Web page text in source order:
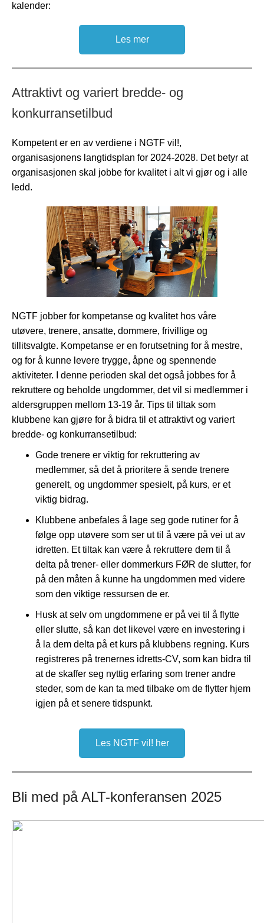
kalender:
Les mer
Attraktivt og variert bredde- og
konkurransetilbud
Kompetent er en av verdiene i NGTF vil!,
organisasjonens langtidsplan for 2024-2028. Det betyr at
organisasjonen skal jobbe for kvalitet i alt vi gjør og i alle
ledd.
NGTF jobber for kompetanse og kvalitet hos våre
utøvere, trenere, ansatte, dommere, frivillige og
tillitsvalgte. Kompetanse er en forutsetning for å mestre,
og for å kunne levere trygge, åpne og spennende
aktiviteter. I denne perioden skal det også jobbes for å
rekruttere og beholde ungdommer, det vil si medlemmer i
aldersgruppen mellom 13-19 år. Tips til tiltak som
klubbene kan gjøre for å bidra til et attraktivt og variert
bredde- og konkurransetilbud:
Gode trenere er viktig for rekruttering av
medlemmer, så det å prioritere å sende trenere
generelt, og ungdommer spesielt, på kurs, er et
viktig bidrag.
Klubbene anbefales å lage seg gode rutiner for å
følge opp utøvere som ser ut til å være på vei ut av
idretten. Et tiltak kan være å rekruttere dem til å
delta på trener- eller dommerkurs FØR de slutter, for
på den måten å kunne ha ungdommen med videre
som den viktige ressursen de er.
Husk at selv om ungdommene er på vei til å flytte
eller slutte, så kan det likevel være en investering i
å la dem delta på et kurs på klubbens regning. Kurs
registreres på trenernes idretts-CV, som kan bidra til
at de skaffer seg nyttig erfaring som trener andre
steder, som de kan ta med tilbake om de flytter hjem
igjen på et senere tidspunkt.
Les NGTF vil! her
Bli med på ALT-konferansen 2025